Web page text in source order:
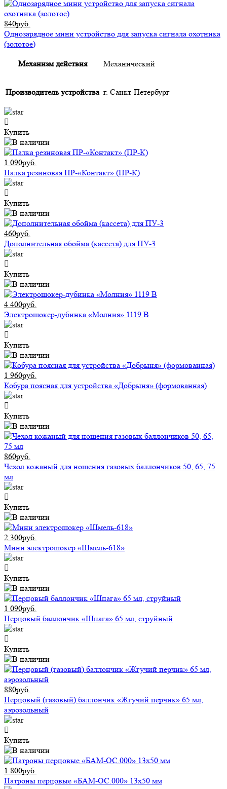
840руб.
Однозарядное мини устройство для запуска сигнала охотника
(золотое)
Механизм действия Механический
Производитель устройства г. Санкт-Петербург
Купить
1 090руб.
Палка резиновая ПР-«Контакт» (ПР-К)
Купить
460руб.
Дополнительная обойма (кассета) для ПУ-3
Купить
4 400руб.
Электрошокер-дубинка «Молния» 1119 В
Купить
1 960руб.
Кобура поясная для устройства «Добрыня» (формованная)
Купить
860руб.
Чехол кожаный для ношения газовых баллончиков 50, 65, 75
мл
Купить
2 300руб.
Мини электрошокер «Шмель-618»
Купить
1 090руб.
Перцовый баллончик «Шпага» 65 мл, струйный
Купить
880руб.
Перцовый (газовый) баллончик «Жгучий перчик» 65 мл,
аэрозольный
Купить
1 800руб.
Патроны перцовые «БАМ-ОС.000» 13х50 мм